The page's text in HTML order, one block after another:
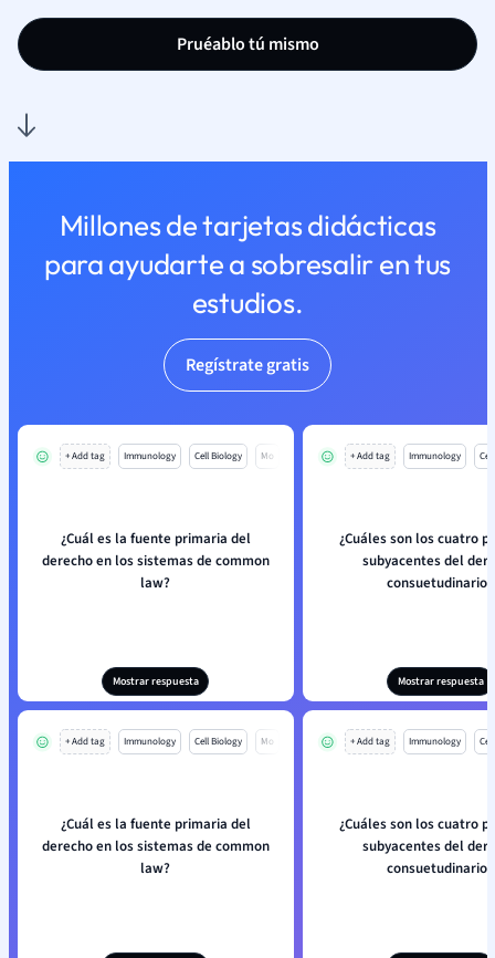
Pruéablo tú mismo
Millones de tarjetas didácticas
para ayudarte a sobresalir en tus
estudios.
Regístrate gratis
+ Add tag Immunology Cell Biology Mo
¿Cuál es la fuente primaria del
derecho en los sistemas de common
law?
Mostrar respuesta
+ Add tag Immunology
¿Cuáles son los cuatro
subyacentes del
consuetudinario?
Mostrar respuesta
+ Add tag Immunology Cell Biology Mo
¿Cuál es la fuente primaria del
derecho en los sistemas de common
law?
+ Add tag Immunology
¿Cuáles son los cuatro
subyacentes del
consuetudinario?